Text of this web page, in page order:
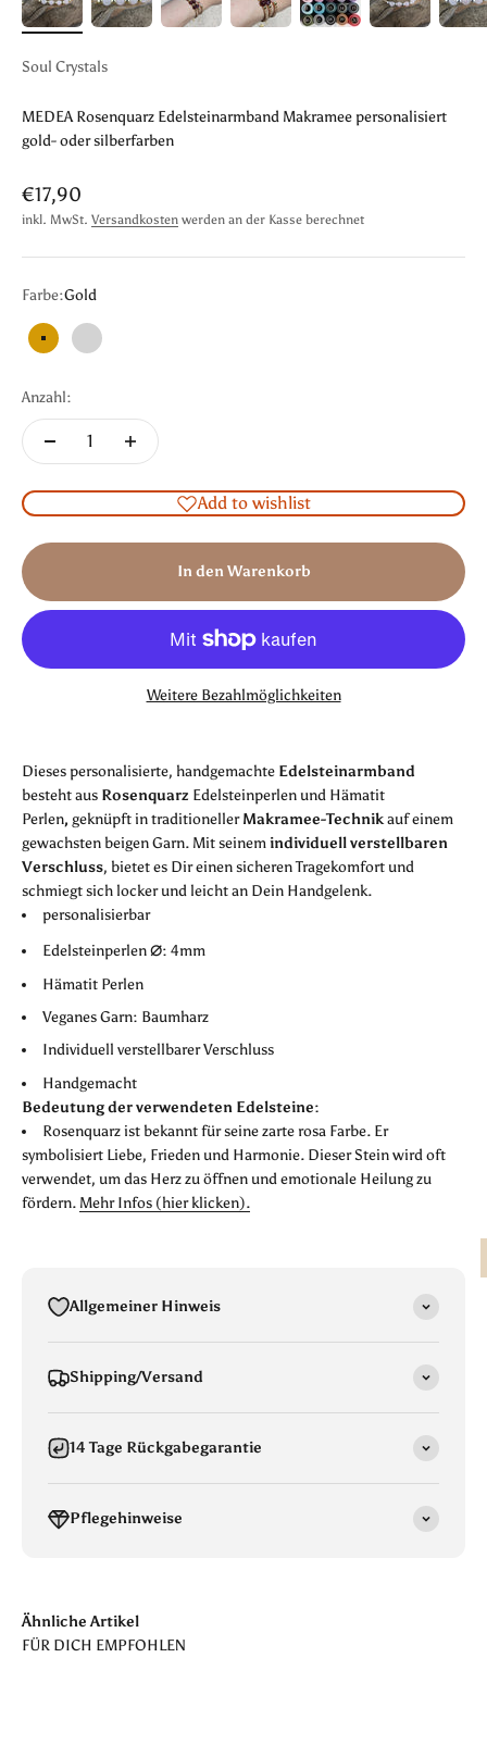
Soul Crystals
MEDEA Rosenquarz Edelsteinarmband Makramee personalisiert
gold- oder silberfarben
Angebot
€17,90
inkl. MwSt. Versandkosten werden an der Kasse berechnet
Farbe:Gold
Gold Silber
Anzahl:
Add to wishlist
In den Warenkorb
Weitere Bezahlmöglichkeiten
Dieses personalisierte, handgemachte Edelsteinarmband
besteht aus Rosenquarz Edelsteinperlen und Hämatit
Perlen, geknüpft in traditionellerMakramee-Technikauf einem
gewachsten beigen Garn. Mit seinemindividuell verstellbaren
Verschluss, bietet es Dir einen sicheren Tragekomfort und
schmiegt sich locker und leicht an Dein Handgelenk.
personalisierbar
Edelsteinperlen⌀: 4mm
Hämatit Perlen
Veganes Garn: Baumharz
Individuell verstellbarer Verschluss
Handgemacht
Bedeutung der verwendeten Edelsteine:
Rosenquarz ist bekannt für seine zarte rosa Farbe. Er
symbolisiert Liebe, Frieden und Harmonie. Dieser Stein wird oft
verwendet, um das Herz zu öffnen und emotionale Heilung zu
fördern. Mehr Infos (hier klicken).
Allgemeiner Hinweis
Shipping/Versand
14 Tage Rückgabegarantie
Pflegehinweise
Ähnliche Artikel